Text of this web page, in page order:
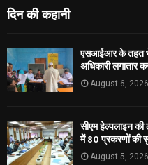
दिन की कहानी
एसआईआर के तहत भेजे
अधिकारी लगातार
August 6, 2026
सीएम हेल्पलाइन
में 80 प्रकरणों की
August 5, 2026